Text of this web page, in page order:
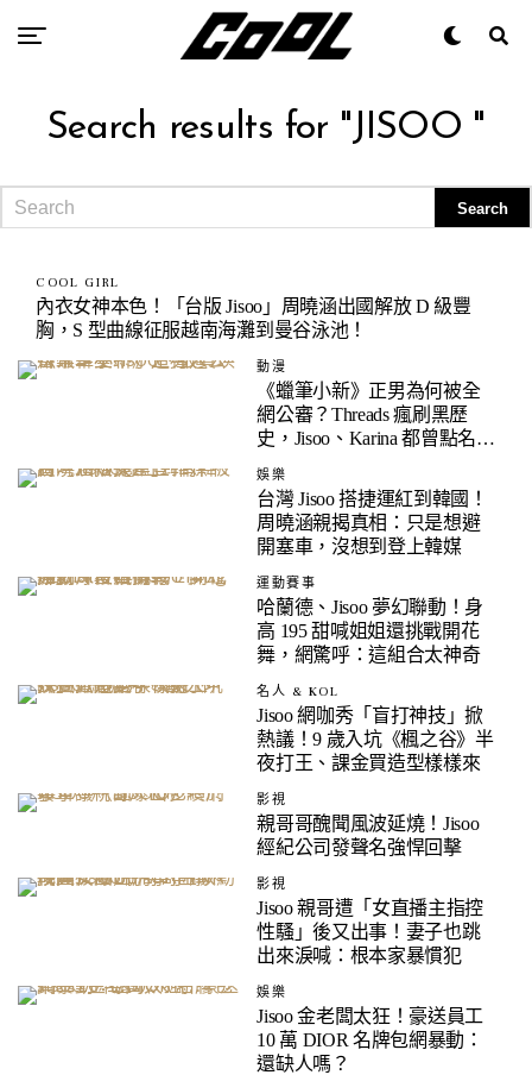
Search results for "JISOO "
COOL GIRL
內衣女神本色！「台版 Jisoo」周曉涵出國解放 D 級豐
胸，S 型曲線征服越南海灘到曼谷泳池！
動漫
《蠟筆小新》正男為何被全
網公審？Threads 瘋刷黑歷
史，Jisoo、Karina 都曾點名最
娛樂
台灣 Jisoo 搭捷運紅到韓國！
周曉涵親揭真相：只是想避
開塞車，沒想到登上韓媒
運動賽事
哈蘭德、Jisoo 夢幻聯動！身
高 195 甜喊姐姐還挑戰開花
舞，網驚呼：這組合太神奇
名人 & KOL
Jisoo 網咖秀「盲打神技」掀
熱議！9 歲入坑《楓之谷》半
夜打王、課金買造型樣樣來
影視
親哥哥醜聞風波延燒！Jisoo
經紀公司發聲名強悍回擊
影視
Jisoo 親哥遭「女直播主指控
性騷」後又出事！妻子也跳
出來淚喊：根本家暴慣犯
娛樂
Jisoo 金老闆太狂！豪送員工
10 萬 DIOR 名牌包網暴動：
還缺人嗎？